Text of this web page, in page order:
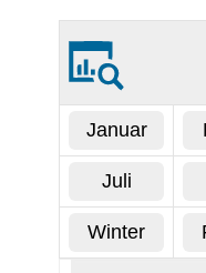
Januar
Juli
Winter